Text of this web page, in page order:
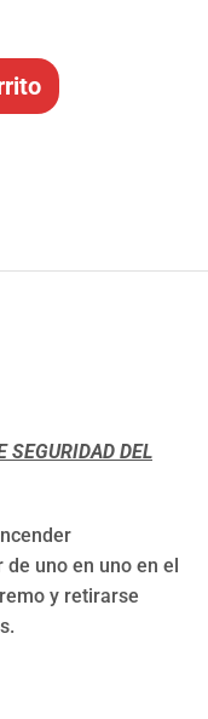
SEGURIDAD DEL
uno en uno en el
y retirarse